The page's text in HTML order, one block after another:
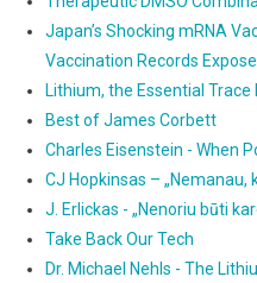
Japan’s Shocking mRNA
Vaccination Records
Lithium, the Essential Trace
Best of James Corbett
Charles Eisenstein - When
CJ Hopkinsas –
J. Erlickas - „Nenoriu būti
Take Back Our Tech
Dr. Michael Nehls - The